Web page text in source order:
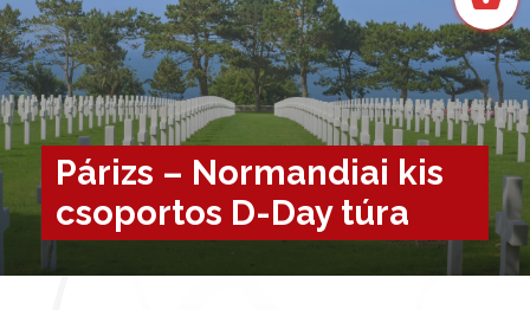
Párizs – Normandiai kis
csoportos D-Day túra